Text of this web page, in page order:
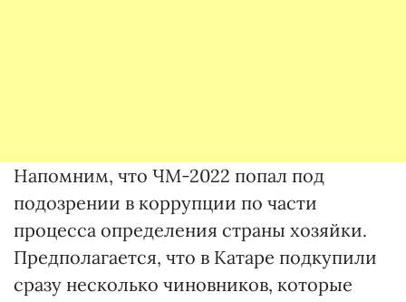
Напомним, что ЧМ-2022 попал под
подозрении в коррупции по части
процесса определения страны хозяйки.
Предполагается, что в Катаре подкупили
сразу несколько чиновников, которые